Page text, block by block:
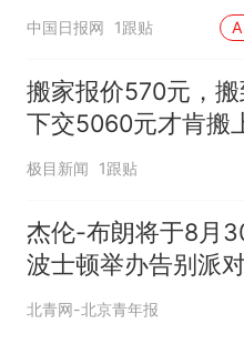
中国日报网 1跟贴
搬家报价570元，
下交5060元才肯搬
女子傻眼了
极目新闻 1跟贴
杰伦-布朗将于8月
波士顿举办告别派对
北青网-北京青年报